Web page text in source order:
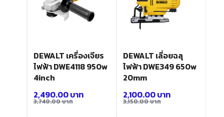
DEWALT เครื่องเจียร
ไฟฟ้า DWE4118 950w
4inch
3,740.00บาท
2,490.00บาท
DEWALT เลื่อยฉลุ
ไฟฟ้า DWE349 650w
20mm
3,150.00บาท
2,100.00บาท